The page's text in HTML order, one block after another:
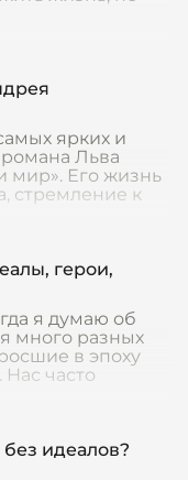
ярких и
Льва
мир». Его жизнь
стремление к
герои,
я думаю об
много разных
в эпоху
часто
идеалов?